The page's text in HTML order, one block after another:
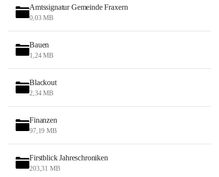
Amtssignatur Gemeinde Fraxern
0,03 MB
Bauen
1,24 MB
Blackout
2,34 MB
Finanzen
97,19 MB
Firstblick Jahreschroniken
203,31 MB